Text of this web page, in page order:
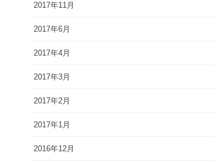
2017年11月
2017年6月
2017年4月
2017年3月
2017年2月
2017年1月
2016年12月